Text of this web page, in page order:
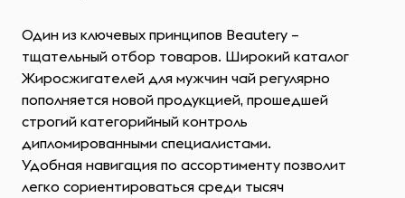
Один из ключевых принципов Beautery –
тщательный отбор товаров. Широкий каталог
Жиросжигателей для мужчин чай регулярно
пополняется новой продукцией, прошедшей
строгий категорийный контроль
дипломированными специалистами.
Удобная навигация по ассортименту позволит
легко сориентироваться среди тысяч